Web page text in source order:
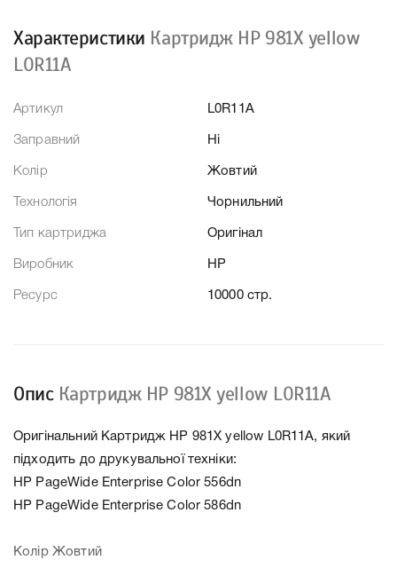
Характеристики Картридж HP 981X yellow
L0R11A
Артикул L0R11A
Заправний Ні
Колір Жовтий
Технологія Чорнильний
Тип картриджа Оригінал
Виробник HP
Ресурс 10000 стр.
Опис Картридж HP 981X yellow L0R11A
Оригінальний Картридж HP 981X yellow L0R11A, який
підходить до друкувальної техніки:
HP PageWide Enterprise Color 556dn
HP PageWide Enterprise Color 586dn
Колір Жовтий